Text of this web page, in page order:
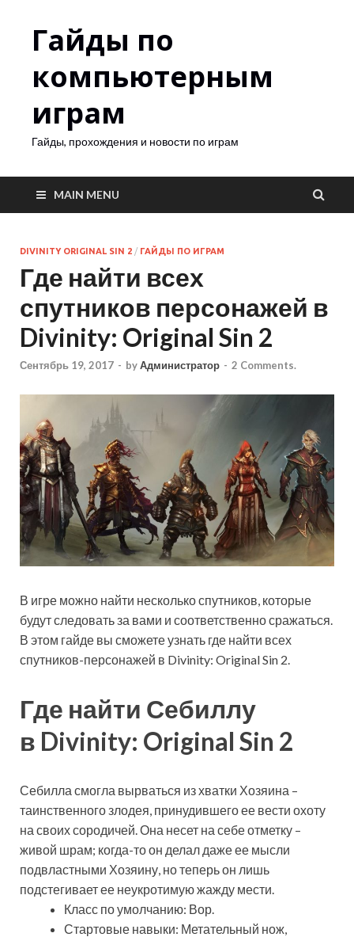
Гайды по
компьютерным
играм
Гайды, прохождения и новости по играм
MAIN MENU
DIVINITY ORIGINAL SIN 2 / ГАЙДЫ ПО ИГРАМ
Где найти всех
спутников персонажей в
Divinity: Original Sin 2
Сентябрь 19, 2017 - byАдминистратор - 2 Comments.
В игре можно найти несколько спутников, которые
будут следовать за вами и соответственно сражаться.
В этом гайде вы сможете узнать где найти всех
спутников-персонажей в Divinity: Original Sin 2.
Где найти Себиллу
в Divinity: Original Sin 2
Себилла смогла вырваться из хватки Хозяина –
таинственного злодея, принудившего ее вести охоту
на своих сородичей. Она несет на себе отметку –
живой шрам; когда-то он делал даже ее мысли
подвластными Хозяину, но теперь он лишь
подстегивает ее неукротимую жажду мести.
Класс по умолчанию: Вор.
Стартовые навыки: Метательный нож,